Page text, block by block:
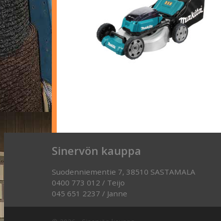
Sinervön kauppa
Suodenniementie 7, 38510 SASTAMALA
0400 773 012 / Teijo
045 651 2237 / Janne